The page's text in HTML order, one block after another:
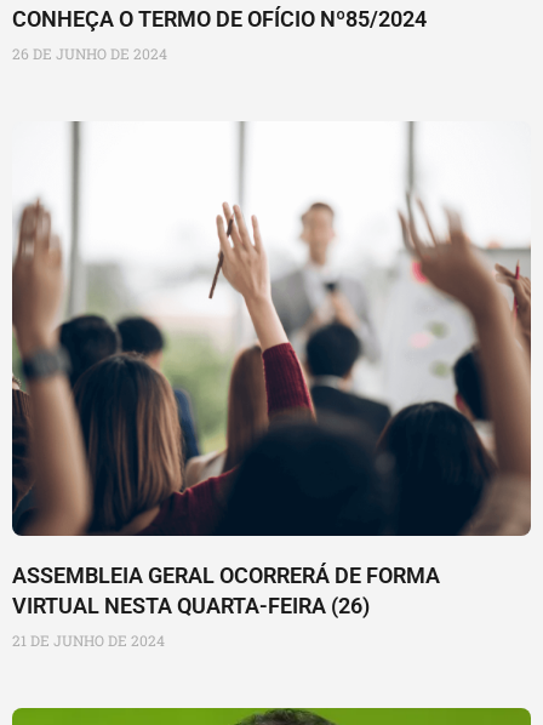
CONHEÇA O TERMO DE OFÍCIO Nº85/2024
26 DE JUNHO DE 2024
ASSEMBLEIA GERAL OCORRERÁ DE FORMA
VIRTUAL NESTA QUARTA-FEIRA (26)
21 DE JUNHO DE 2024